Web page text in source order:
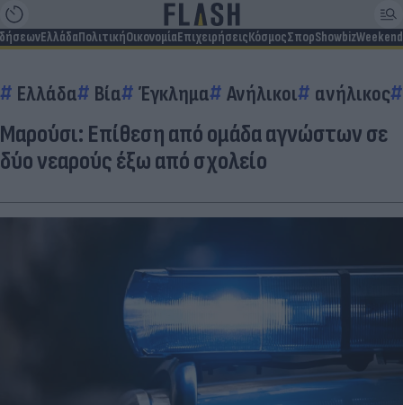
ΕλλάδαΠολιτικήΟικονομίαΕπιχειρήσειςΚόσμοςΣπορShowbizWeekend
Ελλάδα Βία Έγκλημα Ανήλικοι ανήλικος
Μαρούσι: Επίθεση από ομάδα αγνώστων σε
δύο νεαρούς έξω από σχολείο